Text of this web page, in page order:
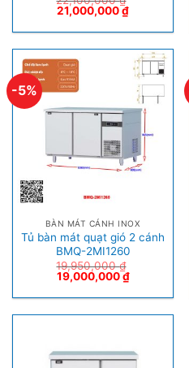
21,000,000₫
-5%
BÀN MÁT CÁNH INOX
Tủ bàn mát quạt gió 2 cánh
BMQ-2MI1260
19,950,000₫
19,000,000₫